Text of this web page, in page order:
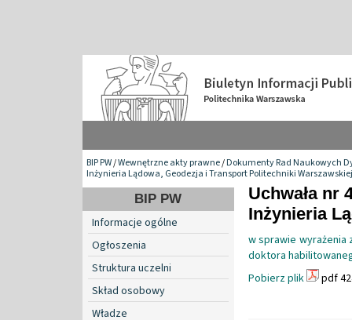
BIP PW/Wewnętrzne akty prawne/Dokumenty Rad Naukowych
Inżynieria Lądowa, Geodezja i Transport Politechniki Warszawskiej
BIP PW
Informacje ogólne
Ogłoszenia
Struktura uczelni
Skład osobowy
Władze
Uchwała nr
Inżynieria
w sprawie wyrażenia
doktora
Pobierz plik
pdf